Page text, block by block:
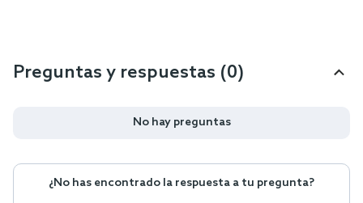
Preguntas y respuestas (0)
No hay preguntas
¿No has encontrado la respuesta a tu pregunta?